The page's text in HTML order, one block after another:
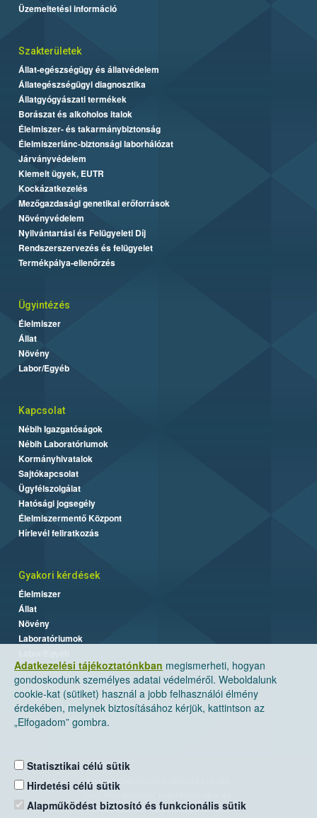
Adatkezelési tájékoztatónkban megismerheti, hogyan
gondoskodunk személyes adatai védelméről. Weboldalunk
cookie-kat (sütiket) használ a jobb felhasználói élmény
érdekében, melynek biztosításához kérjük, kattintson az
„Elfogadom” gombra.
Statisztikai célú sütik
Hirdetési célú sütik
Alapműködést biztosító és funkcionális sütik
Üzemeltetési információ
Szakterületek
Állat-egészségügy és állatvédelem
Állategészségügyi diagnosztika
Állatgyógyászati termékek
Borászat és alkoholos italok
Élelmiszer- és takarmánybiztonság
Élelmiszerlánc-biztonsági laborhálózat
Járványvédelem
Kiemelt ügyek, EUTR
Kockázatkezelés
Mezőgazdasági genetikai erőforrások
Növényvédelem
Nyilvántartási és Felügyeleti Díj
Rendszerszervezés és felügyelet
Termékpálya-ellenőrzés
Ügyintézés
Élelmiszer
Állat
Növény
Labor/Egyéb
Kapcsolat
Nébih Igazgatóságok
Nébih Laboratóriumok
Kormányhivatalok
Sajtókapcsolat
Ügyfélszolgálat
Hatósági jogsegély
Élelmiszermentő Központ
Hírlevél feliratkozás
Gyakori kérdések
Élelmiszer
Állat
Növény
Laboratóriumok
Nemzeti Élelmiszerlánc-biztonsági Hivatal
Levelezési cím: 1525 Budapest. Pf. 30.